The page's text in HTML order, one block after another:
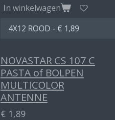
In winkelwagen
NOVASTAR CS 107 C
PASTA of BOLPEN
MULTICOLOR
ANTENNE
€ 1,89